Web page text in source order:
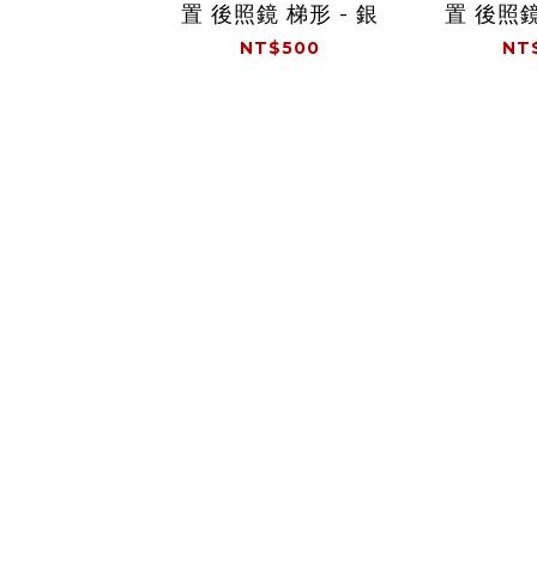
置 後照鏡 梯形 - 銀
NT$500
置 後照